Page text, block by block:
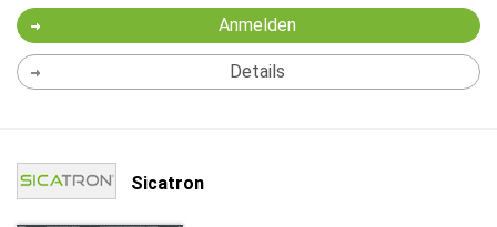
Anmelden
Details
Sicatron